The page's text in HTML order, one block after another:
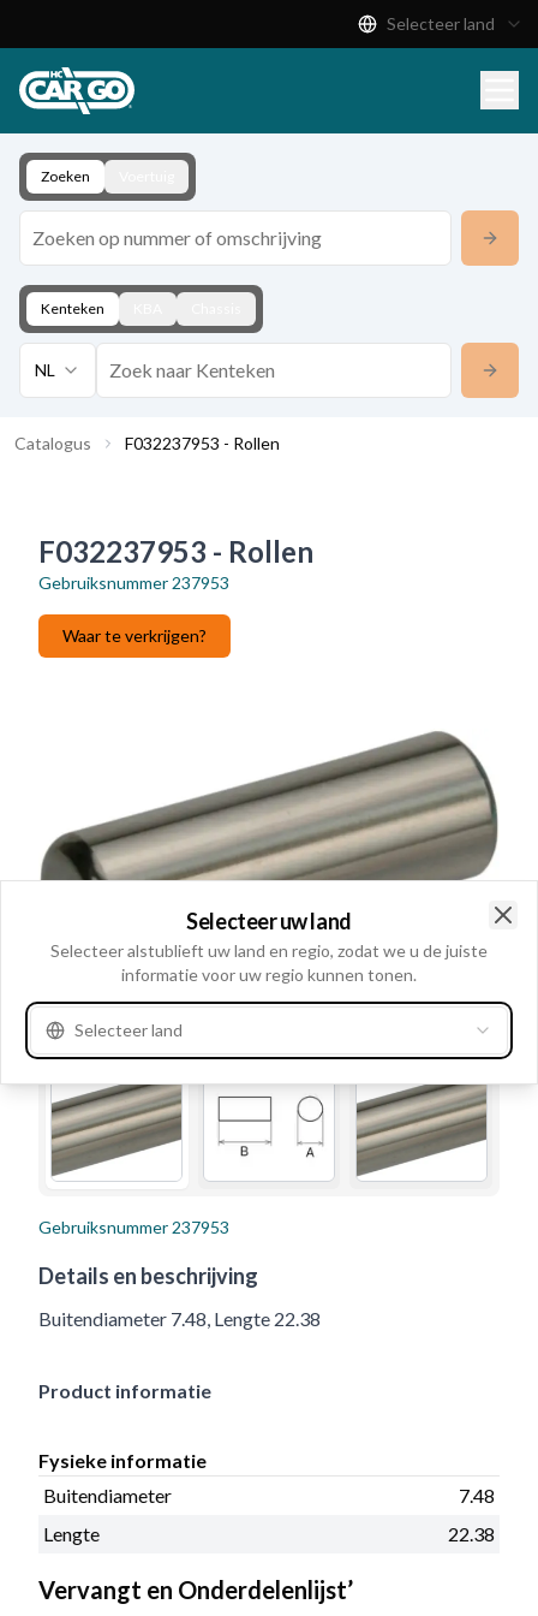
Download
Contact
Selecteer land
Zoeken
Kenteken
NL
Catalogus F032237953 - Rollen
F032237953 - Rollen
Gebruiksnummer 237953
Waar te verkrijgen?
Gebruiksnummer 237953
Details en beschrijving
Buitendiameter 7.48, Lengte 22.38
Product informatie
Fysieke informatie
Buitendiameter
7.48
Lengte
22.38
Vervangt en Onderdelenlijst’
Selecteer uw land
Selecteer alstublieft uw land en regio, zodat we u de juiste
informatie voor uw regio kunnen tonen.
Selecteer land